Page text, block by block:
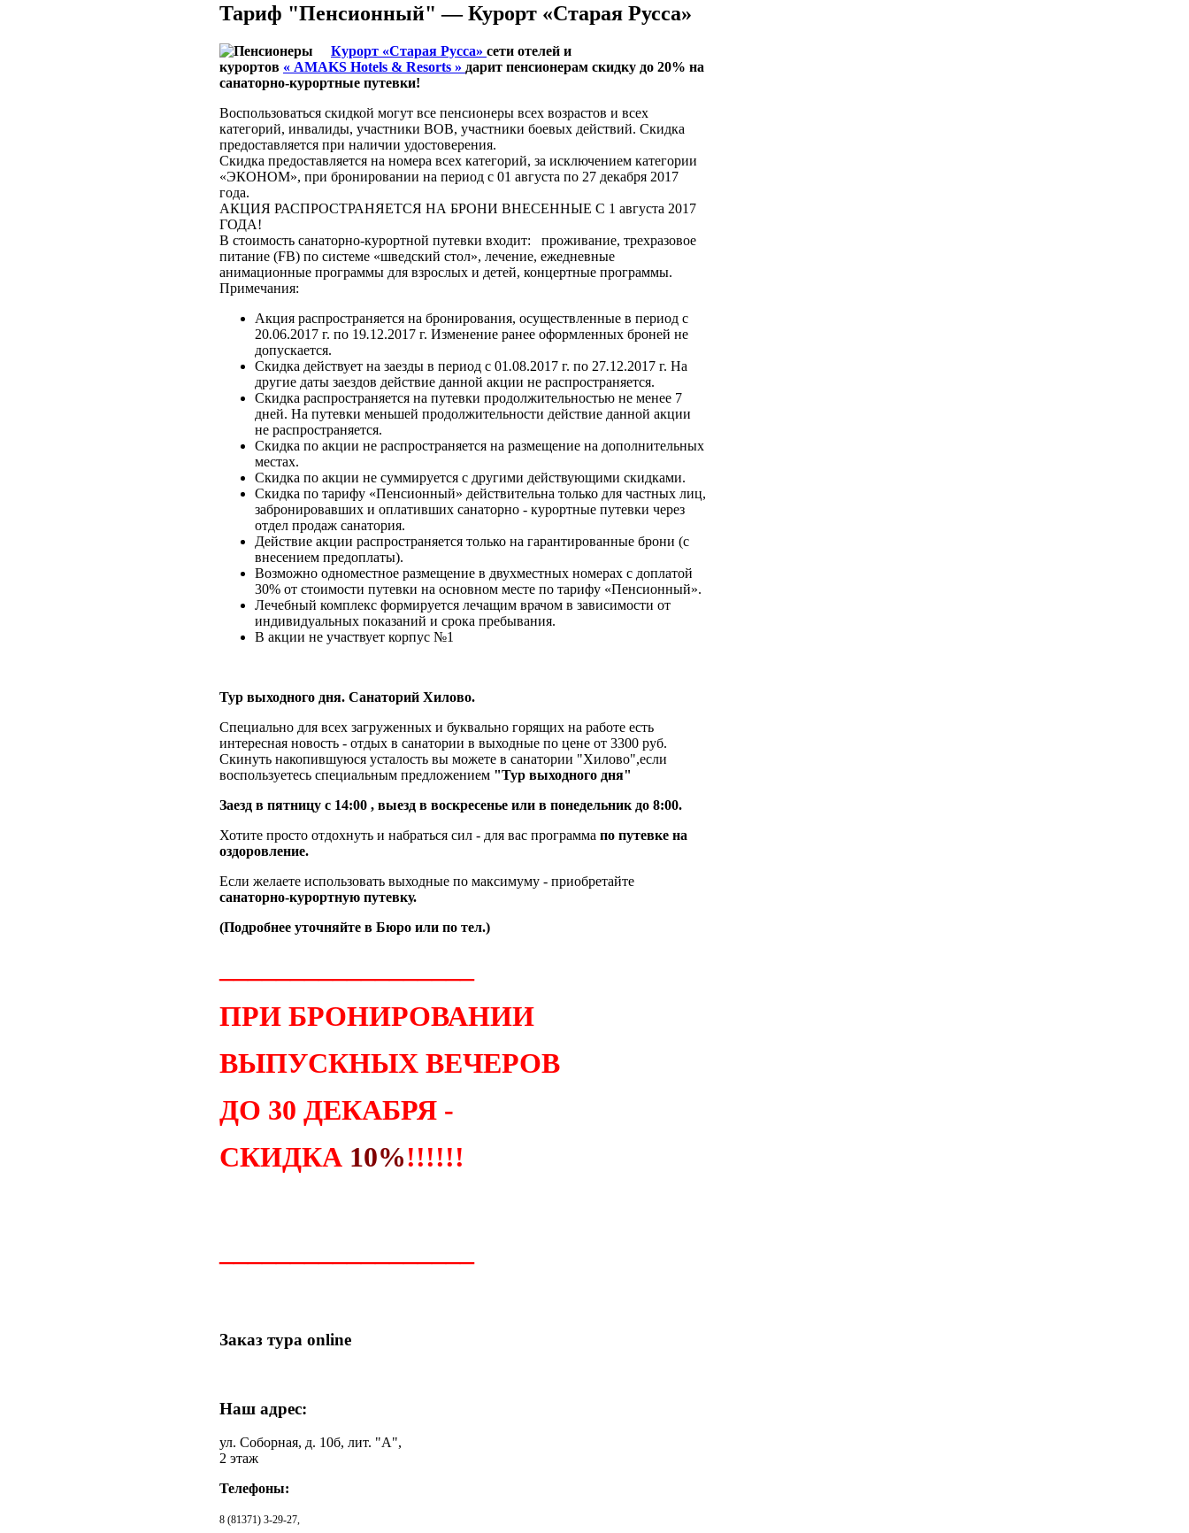
Тариф "Пенсионный" — Курорт «Старая Русса»
Курорт «Старая Русса» сети отелей и
курортов « AMAKS Hotels & Resorts » дарит пенсионерам скидку до 20% на
санаторно-курортные путевки!
Воспользоваться скидкой могут все пенсионеры всех возрастов и всех
категорий, инвалиды, участники ВОВ, участники боевых действий. Скидка
предоставляется при наличии удостоверения.
Скидка предоставляется на номера всех категорий, за исключением категории
«ЭКОНОМ», при бронировании на период с 01 августа по 27 декабря 2017
года.
АКЦИЯ РАСПРОСТРАНЯЕТСЯ НА БРОНИ ВНЕСЕННЫЕ С 1 августа 2017
ГОДА!
В стоимость санаторно-курортной путевки входит: проживание, трехразовое
питание (FB) по системе «шведский стол», лечение, ежедневные
анимационные программы для взрослых и детей, концертные программы.
Примечания:
Акция распространяется на бронирования, осуществленные в период с
20.06.2017 г. по 19.12.2017 г. Изменение ранее оформленных броней не
допускается.
Скидка действует на заезды в период с 01.08.2017 г. по 27.12.2017 г. На
другие даты заездов действие данной акции не распространяется.
Скидка распространяется на путевки продолжительностью не менее 7
дней. На путевки меньшей продолжительности действие данной акции
не распространяется.
Скидка по акции не распространяется на размещение на дополнительных
местах.
Скидка по акции не суммируется с другими действующими скидками.
Скидка по тарифу «Пенсионный» действительна только для частных лиц,
забронировавших и оплативших санаторно - курортные путевки через
отдел продаж санатория.
Действие акции распространяется только на гарантированные брони (с
внесением предоплаты).
Возможно одноместное размещение в двухместных номерах с доплатой
30% от стоимости путевки на основном месте по тарифу «Пенсионный».
Лечебный комплекс формируется лечащим врачом в зависимости от
индивидуальных показаний и срока пребывания.
В акции не участвует корпус №1
Тур выходного дня. Санаторий Хилово.
Специально для всех загруженных и буквально горящих на работе есть
интересная новость - отдых в санатории в выходные по цене от 3300 руб.
Скинуть накопившуюся усталость вы можете в санатории "Хилово",если
воспользуетесь специальным предложением "Тур выходного дня"
Заезд в пятницу с 14:00 , выезд в воскресенье или в понедельник до 8:00.
Хотите просто отдохнуть и набраться сил - для вас программа по путевке на
оздоровление.
Если желаете использовать выходные по максимуму - приобретайте
санаторно-курортную путевку.
(Подробнее уточняйте в Бюро или по тел.)
ПРИ БРОНИРОВАНИИ
ВЫПУСКНЫХ ВЕЧЕРОВ
ДО 30 ДЕКАБРЯ -
СКИДКА 10%!!!!!!
Заказ тура online
Наш адрес:
ул. Соборная, д. 10б, лит. "А",
2 этаж
Телефоны:
8 (81371) 3-29-27,